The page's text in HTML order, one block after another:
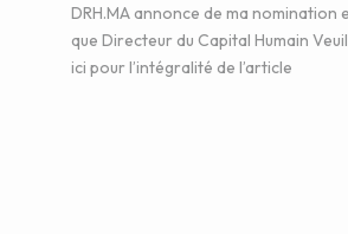
DRH.MA annonce de ma nomination
que Directeur du Capital Humain
ici pour l’intégralité de l’article